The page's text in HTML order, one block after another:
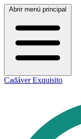
Abrir menú principal
Cadáver Exquisito